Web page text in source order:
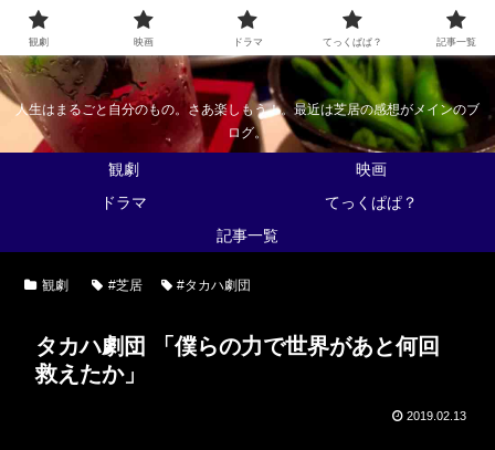
なんかくうかい
人生はまるごと自分のもの。さあ楽しもう！。最近は芝居の感想がメインのブ
ログ。
観劇
映画
ドラマ
てっくぱぱ？
記事一覧
観劇 #芝居 #タカハ劇団
タカハ劇団 「僕らの力で世界があと何回
救えたか」
2019.02.13
観劇 映画 ドラマ てっくぱぱ？ 記事一覧